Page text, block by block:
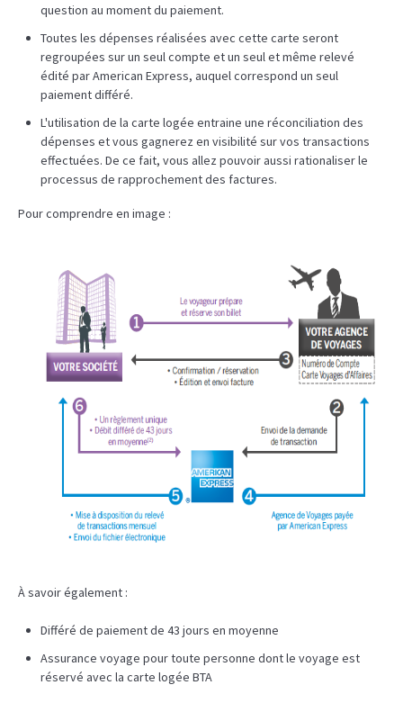
question au moment du paiement.
Toutes les dépenses réalisées avec cette carte seront
regroupées sur un seul compte et un seul et même relevé
édité par American Express, auquel correspond un seul
paiement différé.
L'utilisation de la carte logée entraine une réconciliation des
dépenses et vous gagnerez en visibilité sur vos transactions
effectuées. De ce fait, vous allez pouvoir aussi rationaliser le
processus de rapprochement des factures.
Pour comprendre en image :
À savoir également :
Différé de paiement de 43 jours en moyenne
Assurance voyage pour toute personne dont le voyage est
réservé avec la carte logée BTA